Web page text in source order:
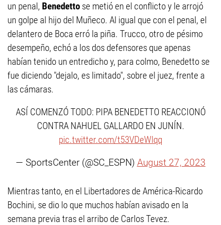
un penal, Benedetto se metió en el conflicto y le arrojó
un golpe al hijo del Muñeco. Al igual que con el penal, el
delantero de Boca erró la piña. Trucco, otro de pésimo
desempeño, echó a los dos defensores que apenas
habían tenido un entredicho y, para colmo, Benedetto se
fue diciendo "dejalo, es limitado", sobre el juez, frente a
las cámaras.
ASÍ COMENZÓ TODO: PIPA BENEDETTO REACCIONÓ
CONTRA NAHUEL GALLARDO EN JUNÍN.
pic.twitter.com/t53VDeWlqq
— SportsCenter (@SC_ESPN) August 27, 2023
Mientras tanto, en el Libertadores de América-Ricardo
Bochini, se dio lo que muchos habían avisado en la
semana previa tras el arribo de Carlos Tevez.